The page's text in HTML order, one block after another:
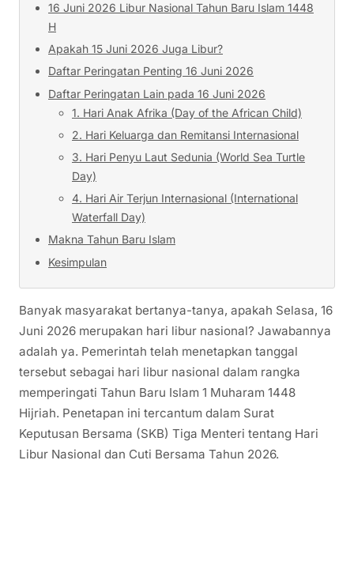
16 Juni 2026 Libur Nasional Tahun Baru Islam 1448
H
Apakah 15 Juni 2026 Juga Libur?
Daftar Peringatan Penting 16 Juni 2026
Daftar Peringatan Lain pada 16 Juni 2026
1. Hari Anak Afrika (Day of the African Child)
2. Hari Keluarga dan Remitansi Internasional
3. Hari Penyu Laut Sedunia (World Sea Turtle
Day)
4. Hari Air Terjun Internasional (International
Waterfall Day)
Makna Tahun Baru Islam
Kesimpulan
Banyak masyarakat bertanya-tanya, apakah Selasa, 16
Juni 2026 merupakan hari libur nasional? Jawabannya
adalah ya. Pemerintah telah menetapkan tanggal
tersebut sebagai hari libur nasional dalam rangka
memperingati Tahun Baru Islam 1 Muharam 1448
Hijriah. Penetapan ini tercantum dalam Surat
Keputusan Bersama (SKB) Tiga Menteri tentang Hari
Libur Nasional dan Cuti Bersama Tahun 2026.